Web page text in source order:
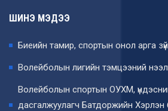
ШИНЭ МЭДЭЭ
Биеийн тамир, спортын онол арга зүй
Волейболын лигийн тэмцээний
Волейболын спортын ОУХМ,
дасгалжуулагч Батдоржийн